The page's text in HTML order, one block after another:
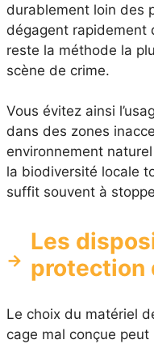
durablement loin des
dégagent rapidement
reste la méthode la
scène de crime.
Vous évitez ainsi
dans des zones
environnement
la biodiversité locale
suffit souvent à
Les
protection
Le choix du matériel
cage mal conçue peut